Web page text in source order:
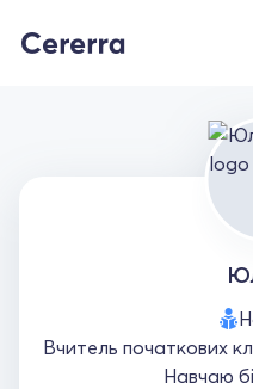
Вчитель початкових
Навчаю